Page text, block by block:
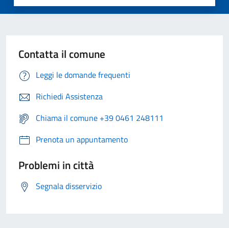
Contatta il comune
Leggi le domande frequenti
Richiedi Assistenza
Chiama il comune +39 0461 248111
Prenota un appuntamento
Problemi in città
Segnala disservizio